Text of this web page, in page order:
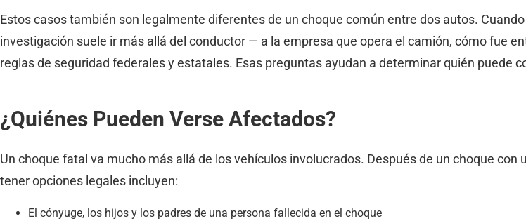
Estos casos también son legalmente diferentes de un choque común entre dos autos.
investigación suele ir más allá del conductor — a la empresa que opera el camión, cómo fue
reglas de seguridad federales y estatales. Esas preguntas ayudan a determinar quién puede
¿Quiénes Pueden Verse Afectados?
Un choque fatal va mucho más allá de los vehículos involucrados. Después de un choque
tener opciones legales incluyen:
El cónyuge, los hijos y los padres de una persona fallecida en el choque